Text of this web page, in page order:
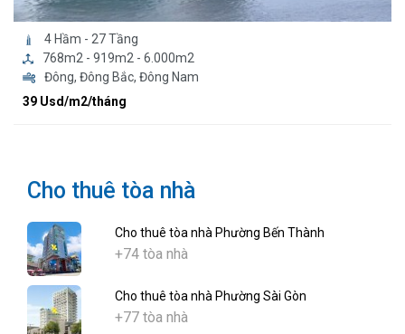
4 Hầm - 27 Tầng
768m2 - 919m2 - 6.000m2
Đông, Đông Bắc, Đông Nam
39 Usd/m2/tháng
Cho thuê tòa nhà
Cho thuê tòa nhà Phường Bến Thành
+74 tòa nhà
Cho thuê tòa nhà Phường Sài Gòn
+77 tòa nhà